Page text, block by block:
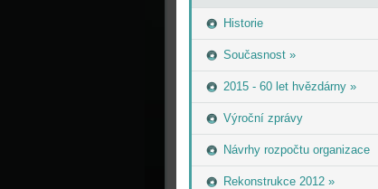
Historie
Současnost »
2015 - 60 let hvězdárny »
Výroční zprávy
Návrhy rozpočtu organizace
Rekonstrukce 2012 »